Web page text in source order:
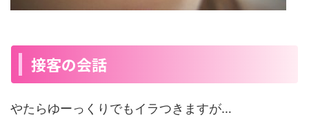
接客の会話
やたらゆーっくりでもイラつきますが…